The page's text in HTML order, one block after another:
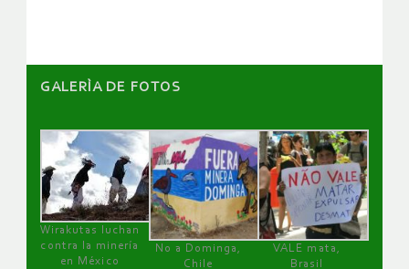
GALERÌA DE FOTOS
Wirakutas luchan
contra la minería
en México
No a Dominga,
Chile
VALE mata,
Brasil